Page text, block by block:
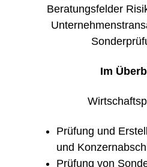
Beratungsfelder
Im
Prüfung und
und
Prüfung von